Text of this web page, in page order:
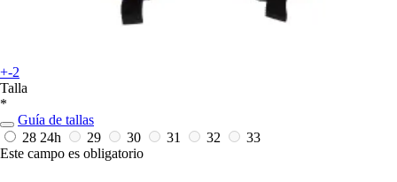
+-2
Talla
*
Guía de tallas
28 24h 29 30 31 32
33
Este campo es obligatorio